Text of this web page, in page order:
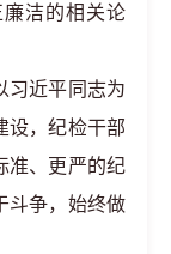
洁的相关论
近平同志为
设，纪检干部
准、更严的纪
斗争，始终做